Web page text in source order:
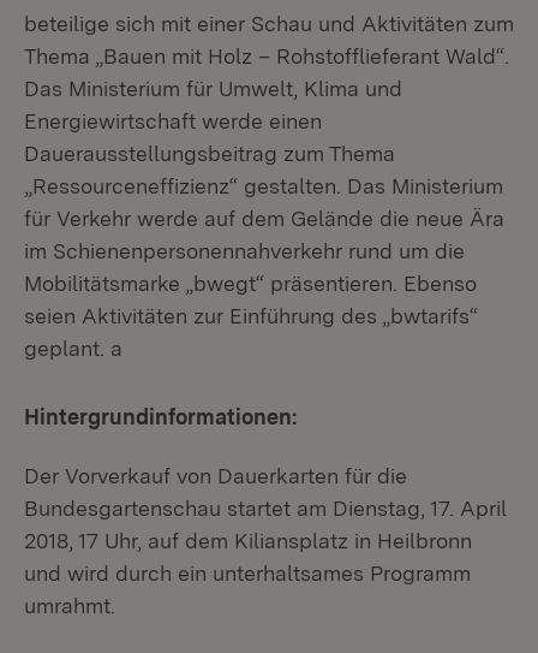
beteilige sich mit einer Schau und Aktivitäten zum
Thema „Bauen mit Holz – Rohstofflieferant Wald“.
Das Ministerium für Umwelt, Klima und
Energiewirtschaft werde einen
Dauerausstellungsbeitrag zum Thema
„Ressourceneffizienz“ gestalten. Das Ministerium
für Verkehr werde auf dem Gelände die neue Ära
im Schienenpersonennahverkehr rund um die
Mobilitätsmarke „bwegt“ präsentieren. Ebenso
seien Aktivitäten zur Einführung des „bwtarifs“
geplant. a
Hintergrundinformationen:
Der Vorverkauf von Dauerkarten für die
Bundesgartenschau startet am Dienstag, 17. April
2018, 17 Uhr, auf dem Kiliansplatz in Heilbronn
und wird durch ein unterhaltsames Programm
umrahmt.